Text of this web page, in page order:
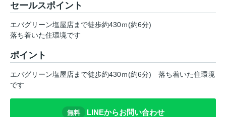
セールスポイント
エバグリーン塩屋店まで徒歩約430ｍ(約6分)
落ち着いた住環境です
ポイント
エバグリーン塩屋店まで徒歩約430ｍ(約6分)
落ち着いた住環境
です
無料 LINEからお問い合わせ